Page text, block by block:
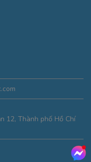
12, Thành phố Hồ Chí